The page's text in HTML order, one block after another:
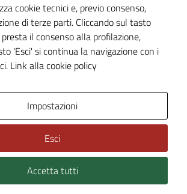
del sito
Design s.r.l.
cookie tecnici e, previo consenso,
di terze parti. Cliccando sul tasto
il consenso alla profilazione,
'Esci' si continua la navigazione con i
Link alla cookie policy
Impostazioni
Esci
Accetta tutti